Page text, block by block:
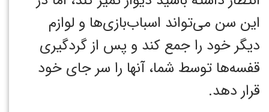
این سن می‌تواند اسباب‌بازی‌ها و لوازم
دیگر خود را جمع کند و پس از گردگیری
قفسه‌ها توسط شما، آنها را سر جای خود
قرار دهد.